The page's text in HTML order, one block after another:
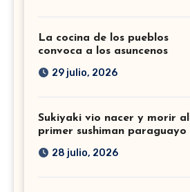
La cocina de los pueblos
convoca a los asuncenos
29 julio, 2026
Sukiyaki vio nacer y morir al
primer sushiman paraguayo
28 julio, 2026